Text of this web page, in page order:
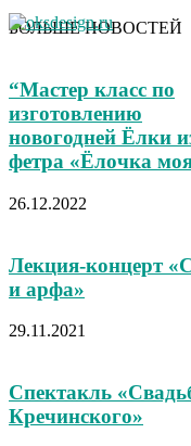
БОЛЬШЕ НОВОСТЕЙ
“Мастер класс по
изготовлению
новогодней Ёлки
фетра «Ёлочка
26.12.2022
Лекция-концерт
и арфа»
29.11.2021
Спектакль
Кречинского»